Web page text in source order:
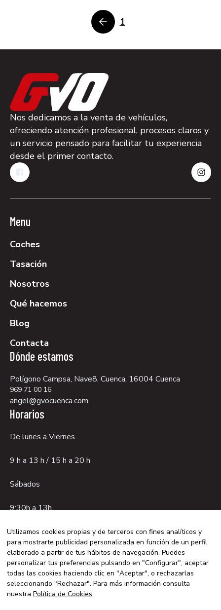
1
Nos dedicamos a la venta de vehículos,
ofreciendo atención profesional, procesos claros y
un servicio pensado para facilitar tu experiencia
desde el primer contacto.
Menu
Coches
Tasación
Nosotros
Qué hacemos
Blog
Contacta
Dónde estamos
Polígono Campsa, Nave8, Cuenca, 16004 Cuenca
969 71 00 16
angel@gvocuenca.com
Horarios
De lunes a Viernes
9 h a 13 h / 15 h a 20 h
Sábados
9:30h a 13h.
Aviso legal
Política de privacidad
Política de cookies
© 2026 GVO CUENCA - Con la tecnología de:
Utilizamos cookies propias y de terceros con fines analíticos y
para mostrarte publicidad personalizada en función de un perfil
elaborado a partir de tus hábitos de navegación. Puedes
personalizar tus preferencias pulsando en "Configurar", aceptar
todas las cookies haciendo clic en "Aceptar", o rechazarlas
seleccionando "Rechazar". Para más información consulta
nuestra Política de Cookies.